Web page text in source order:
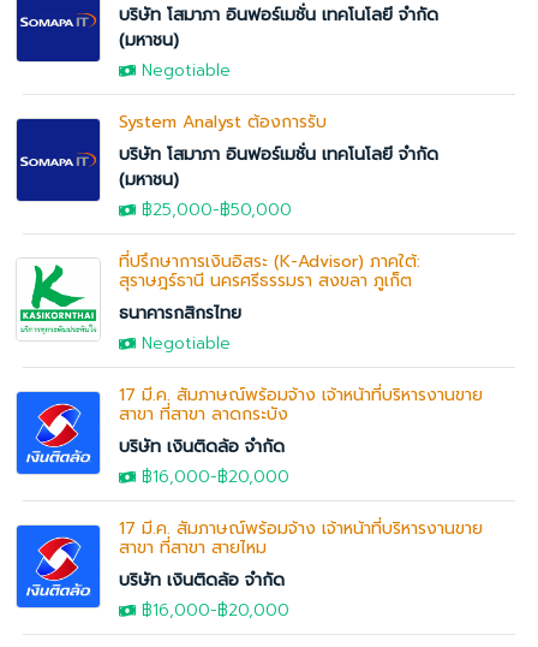
บริษัท โสมาภา อินฟอร์เมชั่น เทคโนโลยี จำกัด
(มหาชน)
Negotiable
System Analyst ต้องการรับ
บริษัท โสมาภา อินฟอร์เมชั่น เทคโนโลยี จำกัด
(มหาชน)
฿25,000-฿50,000
ที่ปรึกษาการเงินอิสระ (K-Advisor) ภาคใต้:
สุราษฎร์ธานี นครศรีธรรมรา สงขลา ภูเก็ต
ธนาคารกสิกรไทย
Negotiable
17 มี.ค. สัมภาษณ์พร้อมจ้าง เจ้าหน้าที่บริหารงานขาย
สาขา ที่สาขา ลาดกระบัง
บริษัท เงินติดล้อ จำกัด
฿16,000-฿20,000
17 มี.ค. สัมภาษณ์พร้อมจ้าง เจ้าหน้าที่บริหารงานขาย
สาขา ที่สาขา สายไหม
บริษัท เงินติดล้อ จำกัด
฿16,000-฿20,000